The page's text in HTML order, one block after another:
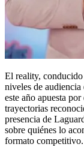
El reality,
niveles de
este año apuesta
trayectorias
presencia de
sobre quiénes lo
formato competitivo.